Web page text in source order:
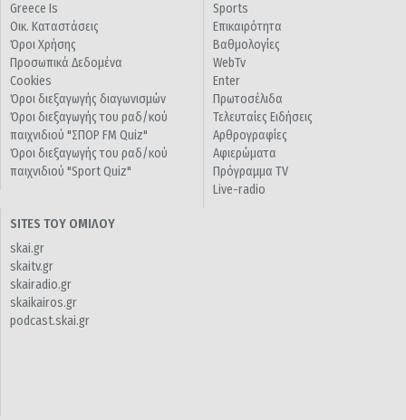
Greece Is
Οικ. Καταστάσεις
Όροι Χρήσης
Προσωπικά Δεδομένα
Cookies
Όροι διεξαγωγής διαγωνισμών
Όροι διεξαγωγής του ραδ/κού
παιχνιδιού "ΣΠΟΡ FM Quiz"
Όροι διεξαγωγής του ραδ/κού
παιχνιδιού "Sport Quiz"
Sports
Επικαιρότητα
Βαθμολογίες
WebTv
Enter
Πρωτοσέλιδα
Τελευταίες Ειδήσεις
Αρθρογραφίες
Αφιερώματα
Πρόγραμμα TV
Live-radio
SITES ΤΟΥ ΟΜΙΛΟΥ
skai.gr
skaitv.gr
skairadio.gr
skaikairos.gr
podcast.skai.gr